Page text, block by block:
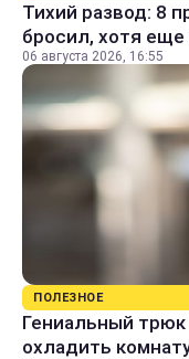
Тихий развод: 8
бросил, хотя
06 августа 2026, 16:55
ПОЛЕЗНОЕ
Гениальный трюк
охладить